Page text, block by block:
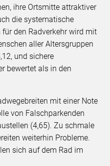
ihre Ortsmitte attraktiver
die systematische
den Radverkehr wird mit
aller Altersgruppen
und sichere
bewertet als in den
mit einer Note
von Falschparkenden
(4,65). Zu schmale
weiterhin Probleme.
sich auf dem Rad im